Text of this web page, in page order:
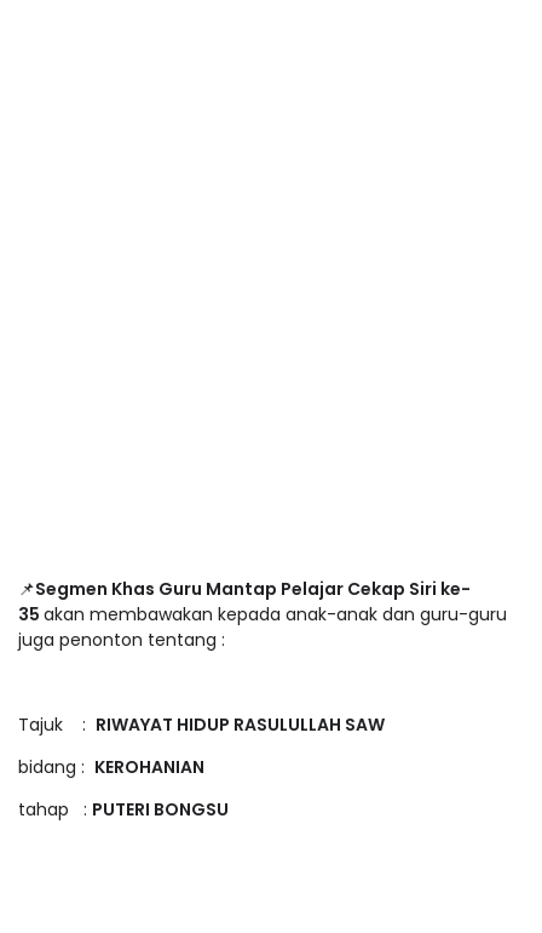
📌Segmen Khas Guru Mantap Pelajar Cekap Siri ke-
35 akan membawakan kepada anak-anak dan guru-guru
juga penonton tentang :
Tajuk : RIWAYAT HIDUP RASULULLAH SAW
bidang : KEROHANIAN
tahap : PUTERI BONGSU